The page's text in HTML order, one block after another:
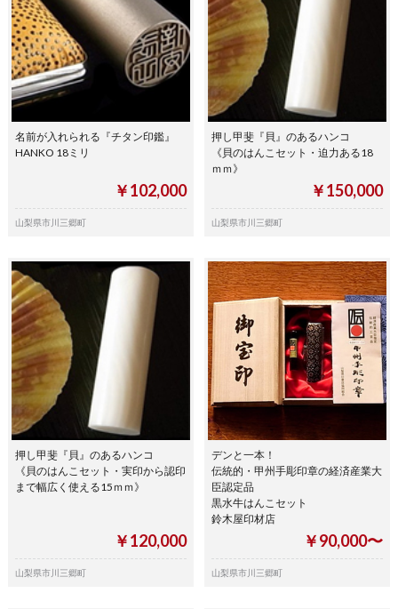
名前が入れられる『チタン印鑑』
HANKO 18ミリ
￥102,000
山梨県市川三郷町
押し甲斐『貝』のあるハンコ
《貝のはんこセット・迫力ある18
ｍｍ》
￥150,000
山梨県市川三郷町
押し甲斐『貝』のあるハンコ
《貝のはんこセット・実印から認印
まで幅広く使える15ｍｍ》
￥120,000
山梨県市川三郷町
デンと一本！
伝統的・甲州手彫印章の経済産業大
臣認定品
黒水牛はんこセット
鈴木屋印材店
￥90,000〜
山梨県市川三郷町